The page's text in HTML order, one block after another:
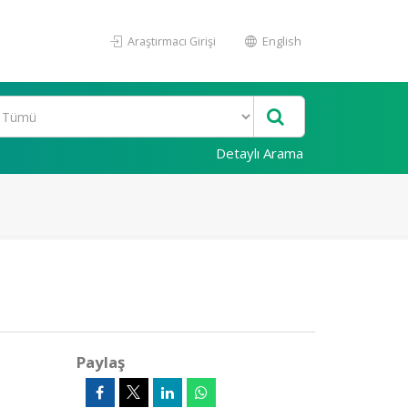
Araştırmacı Girişi English
Detaylı Arama
Paylaş